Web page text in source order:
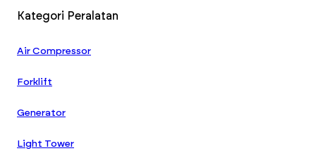
Kategori Peralatan
Air Compressor
Forklift
Generator
Light Tower